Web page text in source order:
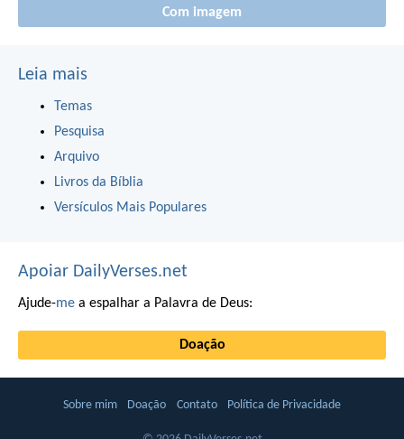
Com imagem
Leia mais
Temas
Pesquisa
Arquivo
Livros da Bíblia
Versículos Mais Populares
Apoiar DailyVerses.net
Ajude-me a espalhar a Palavra de Deus:
Doação
Sobre mim Doação Contato Política de Privacidade